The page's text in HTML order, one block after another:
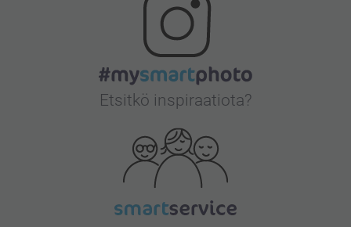
Etsitkö inspiraatiota?